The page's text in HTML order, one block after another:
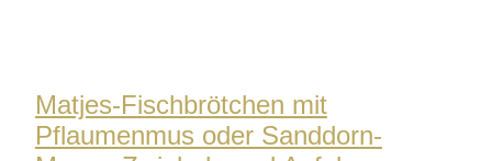
Matjes-Fischbrötchen mit
Pflaumenmus oder Sanddorn-